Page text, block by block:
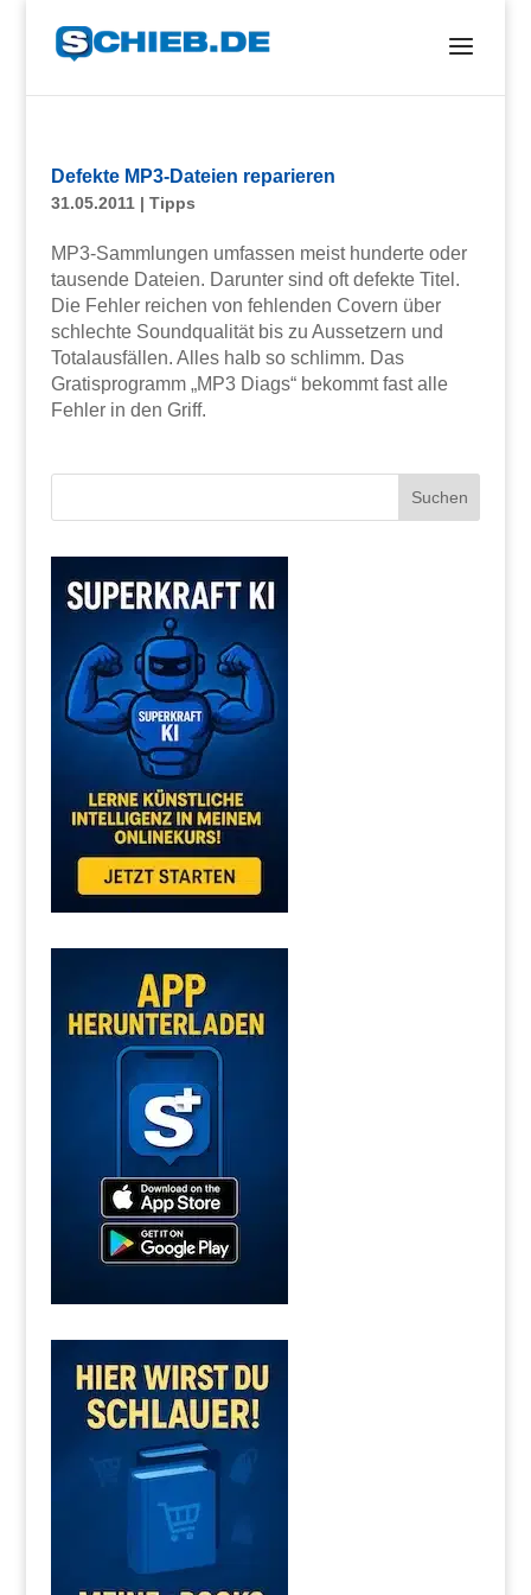
Defekte MP3-Dateien reparieren
31.05.2011| Tipps
MP3-Sammlungen umfassen meist hunderte oder
tausende Dateien. Darunter sind oft defekte Titel.
Die Fehler reichen von fehlenden Covern über
schlechte Soundqualität bis zu Aussetzern und
Totalausfällen. Alles halb so schlimm. Das
Gratisprogramm „MP3 Diags“ bekommt fast alle
Fehler in den Griff.